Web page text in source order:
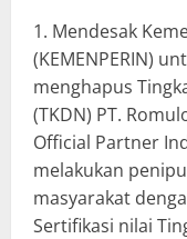
1. Mendesak
(KEMENPERIN)
menghapus
(TKDN) PT.
Official Partner
melakukan
masyarakat
Sertifikasi nilai